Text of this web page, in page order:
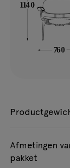
Afmetingen
pakket